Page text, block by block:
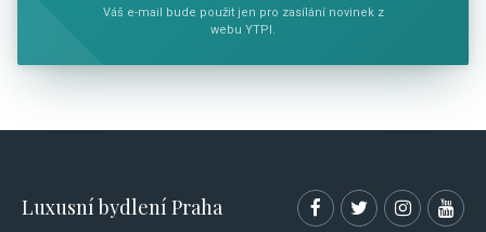
Váš e-mail bude použit jen pro zasílání novinek z
webu YTPI.
Luxusní bydlení Praha